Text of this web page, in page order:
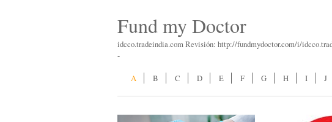
Fund my Doctor
idcco.tradeindia.com Revisión: http://fundmydoctor.com/i/
-
A B C D E F G H I J